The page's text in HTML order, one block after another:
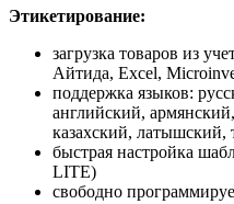
Этикетирование:
загрузка товаров из
Айтида, Excel,
поддержка языков:
английский,
казахский, латышский,
быстрая настройка
LITE)
свободно